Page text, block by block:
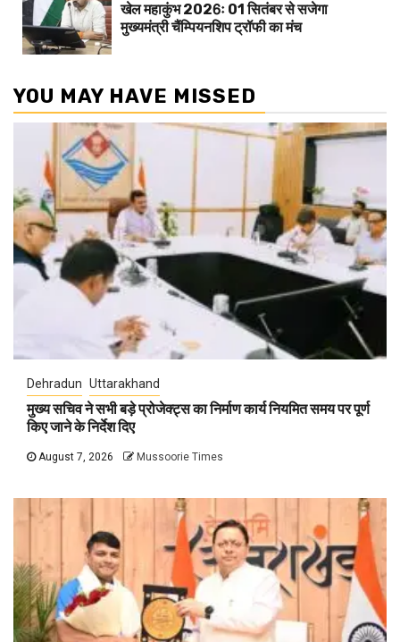
खेल महाकुंभ 2026ः 01 सितंबर से सजेगा
मुख्यमंत्री चैंम्पियनशिप ट्रॉफी का मंच
YOU MAY HAVE MISSED
Dehradun Uttarakhand
मुख्य सचिव ने सभी बड़े प्रोजेक्ट्स का निर्माण कार्य नियमित समय पर पूर्ण
किए जाने के निर्देश दिए
August 7, 2026 Mussoorie Times